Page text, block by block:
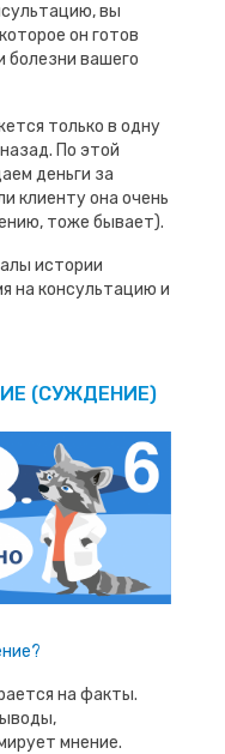
вы
он готов
болезни вашего
только в одну
По этой
деньги за
клиенту она очень
тоже бывает).
истории
на консультацию и
(СУЖДЕНИЕ)
на факты.
мнение.